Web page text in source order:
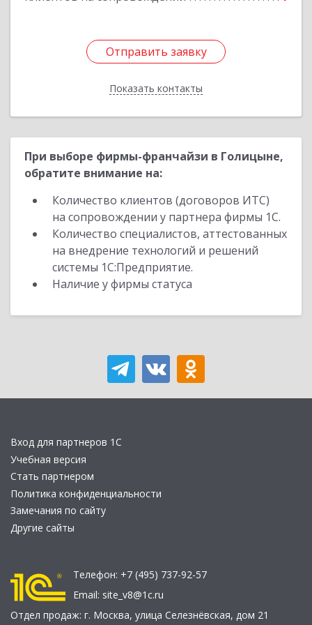
Отправить заявку
Показать контакты
Отправить заявку
Назад
При выборе фирмы-франчайзи в Голицыне,
обратите внимание на:
Количество клиентов (договоров ИТС)
на сопровождении у партнера фирмы 1С.
Количество специалистов, аттестованных
на внедрение технологий и решений
системы 1С:Предприятие.
Наличие у фирмы статуса
Вход для партнеров 1С
Учебная версия
Стать партнером
Политика конфиденциальности
Замечания по сайту
Другие сайты
Телефон: +7 (495) 737-92-57
Email: site_v8@1c.ru
Отдел продаж: г. Москва, улица Селезнёвская, дом 21